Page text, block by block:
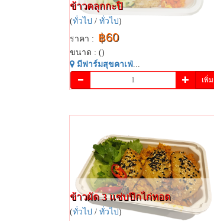
ข้าวคลุก​กะปิ​
(ทั่วไป / ทั่วไป)
ราคา : ฿60
ขนาด : ()
มี​ฟาร์​มสุข​คาเฟ่​ ...
เพิ่ม
ข้าวผัด​ 3​ แซ่บปีกไก่ทอด​
(ทั่วไป / ทั่วไป)